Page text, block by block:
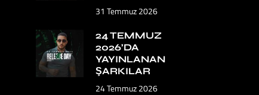
31 Temmuz 2026
24 TEMMUZ
2026’DA
YAYINLANAN
ŞARKILAR
24 Temmuz 2026